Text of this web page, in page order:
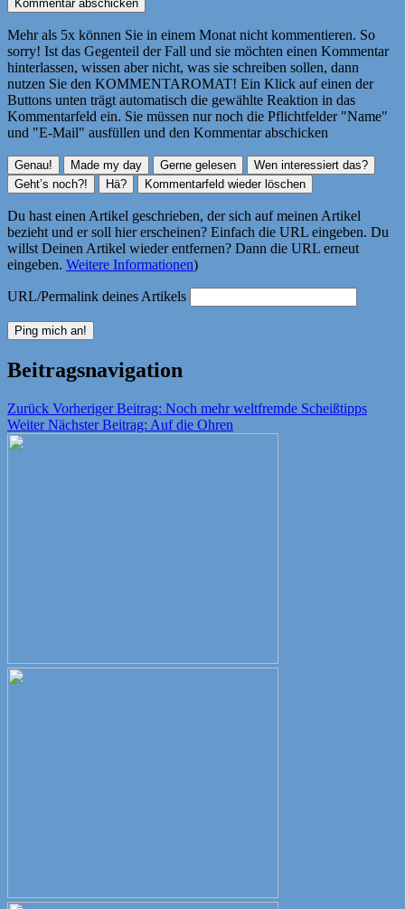
Mehr als 5x können Sie in einem Monat nicht kommentieren. So
sorry! Ist das Gegenteil der Fall und sie möchten einen Kommentar
hinterlassen, wissen aber nicht, was sie schreiben sollen, dann
nutzen Sie den KOMMENTAROMAT! Ein Klick auf einen der
Buttons unten trägt automatisch die gewählte Reaktion in das
Kommentarfeld ein. Sie müssen nur noch die Pflichtfelder "Name"
und "E-Mail" ausfüllen und den Kommentar abschicken
Du hast einen Artikel geschrieben, der sich auf meinen Artikel
bezieht und er soll hier erscheinen? Einfach die URL eingeben. Du
willst Deinen Artikel wieder entfernen? Dann die URL erneut
eingeben. Weitere Informationen)
URL/Permalink deines Artikels
Beitragsnavigation
Zurück Vorheriger Beitrag: Noch mehr weltfremde Scheißtipps
Weiter Nächster Beitrag: Auf die Ohren